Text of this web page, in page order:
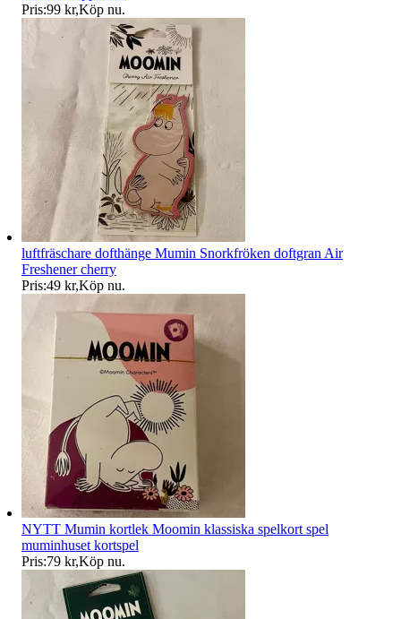
Pris:99 kr,Köp nu.
luftfräschare dofthänge Mumin Snorkfröken doftgran Air
Freshener cherry
Pris:49 kr,Köp nu.
NYTT Mumin kortlek Moomin klassiska spelkort spel
muminhuset kortspel
Pris:79 kr,Köp nu.